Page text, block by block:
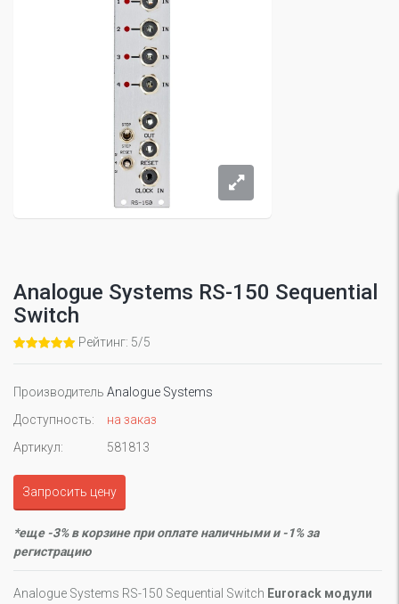
Analogue Systems RS-150 Sequential
Switch
Рейтинг: 5/5
Производитель Analogue Systems
Доступность:
на заказ
Артикул:
581813
Запросить цену
*еще -3% в корзине при оплате наличными и -1% за
регистрацию
Analogue Systems RS-150 Sequential Switch Eurorack модули